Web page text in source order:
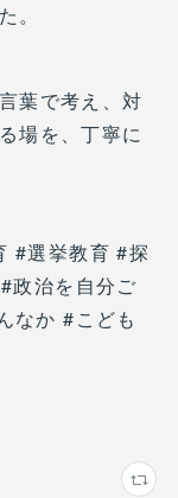
。
葉で考え、対
場を、丁寧に
#選挙教育 #探
政治を自分ご
なか #こども